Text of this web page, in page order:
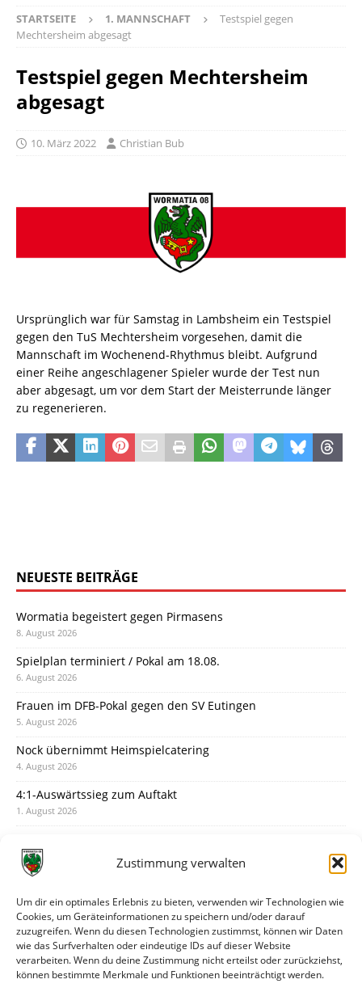
Zustimmung verwalten
Um dir ein optimales Erlebnis zu bieten, verwenden wir Technologien wie
Cookies, um Geräteinformationen zu speichern und/oder darauf
zuzugreifen. Wenn du diesen Technologien zustimmst, können wir Daten
wie das Surfverhalten oder eindeutige IDs auf dieser Website
verarbeiten. Wenn du deine Zustimmung nicht erteilst oder zurückziehst,
können bestimmte Merkmale und Funktionen beeinträchtigt werden.
STARTSEITE 1. MANNSCHAFT
Testspiel gegen
Mechtersheim abgesagt
Testspiel gegen Mechtersheim
abgesagt
10. März 2022 Christian Bub
Ursprünglich war für Samstag in Lambsheim ein Testspiel
gegen den TuS Mechtersheim vorgesehen, damit die
Mannschaft im Wochenend-Rhythmus bleibt. Aufgrund
einer Reihe angeschlagener Spieler wurde der Test nun
aber abgesagt, um vor dem Start der Meisterrunde länger
zu regenerieren.
NEUESTE BEITRÄGE
Wormatia begeistert gegen Pirmasens
8. August 2026
Spielplan terminiert / Pokal am 18.08.
6. August 2026
Frauen im DFB-Pokal gegen den SV Eutingen
5. August 2026
Nock übernimmt Heimspielcatering
4. August 2026
4:1-Auswärtssieg zum Auftakt
1. August 2026
31. Juli 2026
30. Juli 2026
Deine Spielminute: 89+1
28. Juli 2026
Neuer Rückensponsor